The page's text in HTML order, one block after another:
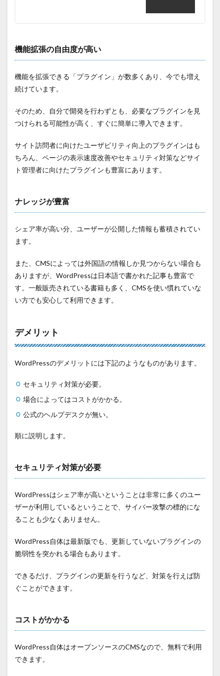
機能拡張の自由度が高い
機能を拡張できる「プラグイン」が数多くあり、今でも増え
続けています。
そのため、自分で開発を行わずとも、必要なプラグインを見
つけられる可能性が高く、すぐに簡単に導入できます。
サイト訪問者に向けたユーザビリティ向上のプラグインはも
ちろん、ページの表示速度改善やセキュリティ対策などサイ
ト管理者に向けたプラグインも豊富にあります。
ナレッジが豊富
シェア率が高い分、ユーザーが公開した情報も蓄積されてい
ます。
また、CMSによっては外国語の情報しか見つからない場合も
ありますが、WordPressは日本語で書かれた記事も豊富で
す。一般販売されている書籍も多く、CMSを使い慣れていな
い方でも安心して利用できます。
デメリット
WordPressのデメリットには下記のようなものがあります。
セキュリティ対策が必要。
場合によってはコストがかかる。
公式のヘルプデスクが無い。
順に説明します。
セキュリティ対策が必要
WordPressはシェア率が高いということは非常に多くのユー
ザーが利用しているということで、サイバー攻撃の標的にな
ることも少なくありません。
WordPress自体は最新版でも、更新していないプラグインの
脆弱性を突かれる場合もあります。
できるだけ、プラグインの更新を行うなど、対策を行えば防
ぐことができます。
コストがかかる
WordPress自体はオープンソースのCMSなので、無料で利用
できます。